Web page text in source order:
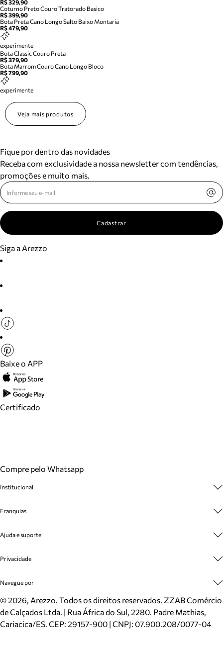
R$ 329,90
Coturno Preto Couro Tratorado Basico
R$ 399,90
Bota Preta Cano Longo Salto Baixo Montaria
R$ 479,90
experimente
Bota Classic Couro Preta
R$ 379,90
Bota Marrom Couro Cano Longo Bloco
R$ 799,90
experimente
Veja mais produtos
Fique por dentro das novidades
Receba com exclusividade a nossa newsletter com tendências,
promoções e muito mais.
Cadastrar
Siga a Arezzo
Baixe o APP
Certificado
Compre pelo Whatsapp
Institucional
Cashback
Venda Corporativa
Mapa do Site
Inverno
Mundo Arezzo
Franquias
Plano de Negócio
Ajuda e suporte
Cadastro
Meus Pedidos
Trocas e Devoluções
Cartão Presente
Localizador de lojas
Privacidade
Politica e Privacidade
Navegue por
Sapatos
Bolsas
Scarpins
©2026, Arezzo. Todos os direitos reservados. ZZAB Comércio
de Calçados Ltda. | Rua África do Sul, 2280. Padre Mathias,
Cariacica/ES. CEP: 29157-900 | CNPJ: 07.900.208/0077-04